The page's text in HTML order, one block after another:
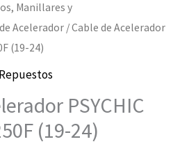
Manillares y
Acelerador / Cable de Acelerador
(19-24)
Repuestos
PSYCHIC
(19-24)